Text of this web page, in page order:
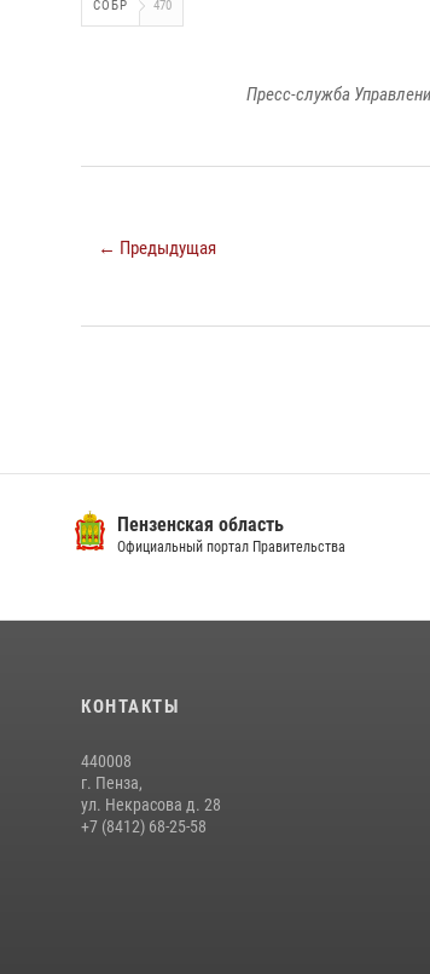
СОБР 470
Пресс-служба
← Предыдущая
Пензенская область
Официальный портал Правительства
КОНТАКТЫ
440008
г. Пенза,
ул. Некрасова д. 28
+7 (8412) 68-25-58